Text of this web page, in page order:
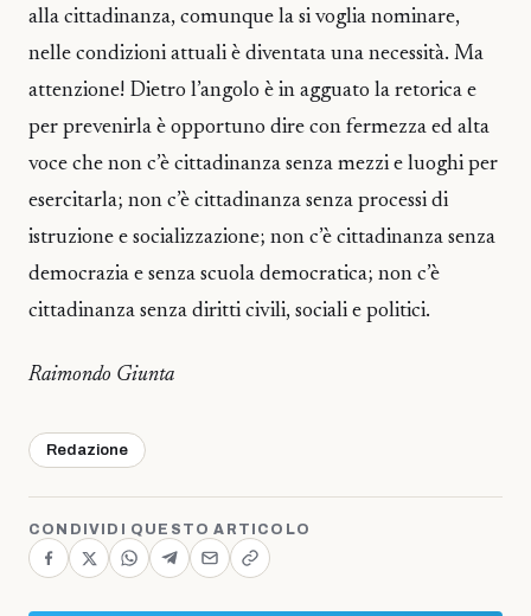
alla cittadinanza, comunque la si voglia nominare,
nelle condizioni attuali è diventata una necessità. Ma
attenzione! Dietro l’angolo è in agguato la retorica e
per prevenirla è opportuno dire con fermezza ed alta
voce che non c’è cittadinanza senza mezzi e luoghi per
esercitarla; non c’è cittadinanza senza processi di
istruzione e socializzazione; non c’è cittadinanza senza
democrazia e senza scuola democratica; non c’è
cittadinanza senza diritti civili, sociali e politici.
Raimondo Giunta
Redazione
CONDIVIDI QUESTO ARTICOLO